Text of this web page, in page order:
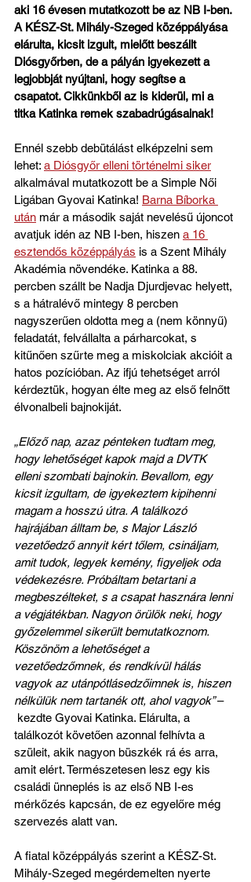
aki 16 évesen mutatkozott be az NB I-ben.
A KÉSZ-St. Mihály-Szeged középpályása
elárulta, kicsit izgult, mielőtt beszállt
Diósgyőrben, de a pályán igyekezett a
legjobbját nyújtani, hogy segítse a
csapatot. Cikkünkből az is kiderül, mi a
titka Katinka remek szabadrúgásainak!
Ennél szebb debütálást elképzelni sem
lehet: a Diósgyőr elleni történelmi siker
alkalmával mutatkozott be a Simple Női
Ligában Gyovai Katinka! Barna Bíborka
után már a második saját nevelésű újoncot
avatjuk idén az NB I-ben, hiszen a 16
esztendős középpályás is a Szent Mihály
Akadémia növendéke. Katinka a 88.
percben szállt be Nadja Djurdjevac helyett,
s a hátralévő mintegy 8 percben
nagyszerűen oldotta meg a (nem könnyű)
feladatát, felvállalta a párharcokat, s
kitűnően szűrte meg a miskolciak akcióit a
hatos pozícióban. Az ifjú tehetséget arról
kérdeztük, hogyan élte meg az első felnőtt
élvonalbeli bajnokiját.
„Előző nap, azaz pénteken tudtam meg,
hogy lehetőséget kapok majd a DVTK
elleni szombati bajnokin. Bevallom, egy
kicsit izgultam, de igyekeztem kipihenni
magam a hosszú útra. A találkozó
hajrájában álltam be, s Major László
vezetőedző annyit kért tőlem, csináljam,
amit tudok, legyek kemény, figyeljek oda
védekezésre. Próbáltam betartani a
megbeszélteket, s a csapat hasznára lenni
a végjátékban. Nagyon örülök neki, hogy
győzelemmel sikerült bemutatkoznom.
Köszönöm a lehetőséget a
vezetőedzőmnek, és rendkívül hálás
vagyok az utánpótlásedzőimnek is, hiszen
nélkülük nem tartanék ott, ahol vagyok” –
kezdte Gyovai Katinka. Elárulta, a
találkozót követően azonnal felhívta a
szüleit, akik nagyon büszkék rá és arra,
amit elért. Természetesen lesz egy kis
családi ünneplés is az első NB I-es
mérkőzés kapcsán, de ez egyelőre még
szervezés alatt van.
A fiatal középpályás szerint a KÉSZ-St.
Mihály-Szeged megérdemelten nyerte